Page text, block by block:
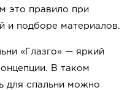
это правило при
и подборе материалов.
«Глазго» — яркий
В таком
для спальни можно